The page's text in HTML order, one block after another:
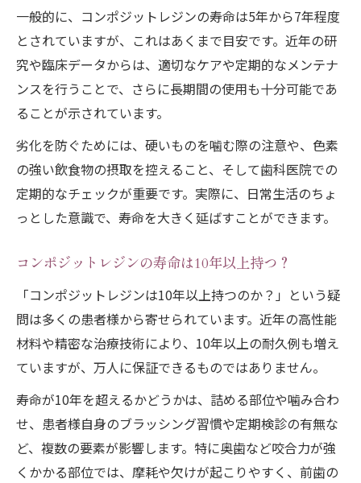
コンポジットレジン選びで再治療リスクを
減らす
長持ちするレジンの特徴と選び方のコツ
虫歯が再発しやすい理由と正しい対策法
自宅でできるケアで寿命を延ばす方法
交換時期を見逃さないポイント
劣化や変色を防ぐポイントを実体験から紹介
実体験で学ぶコンポジットレジン劣化防止
法
交換のタイミングを逃さないコツ
虫歯リスクを抑える歯磨き方法
一般的に、コンポジットレジンの寿命は5年から7年程度
とされていますが、これはあくまで目安です。近年の研
究や臨床データからは、適切なケアや定期的なメンテナ
ンスを行うことで、さらに長期間の使用も十分可能であ
ることが示されています。
劣化を防ぐためには、硬いものを噛む際の注意や、色素
の強い飲食物の摂取を控えること、そして歯科医院での
定期的なチェックが重要です。実際に、日常生活のちょ
っとした意識で、寿命を大きく延ばすことができます。
コンポジットレジンの寿命は10年以上持つ？
「コンポジットレジンは10年以上持つのか？」という疑
問は多くの患者様から寄せられています。近年の高性能
材料や精密な治療技術により、10年以上の耐久例も増え
ていますが、万人に保証できるものではありません。
寿命が10年を超えるかどうかは、詰める部位や噛み合わ
せ、患者様自身のブラッシング習慣や定期検診の有無な
ど、複数の要素が影響します。特に奥歯など咬合力が強
くかかる部位では、摩耗や欠けが起こりやすく、前歯の